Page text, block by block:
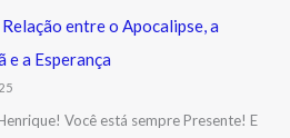
entre o Apocalipse, a
a Esperança
Você está sempre Presente! E